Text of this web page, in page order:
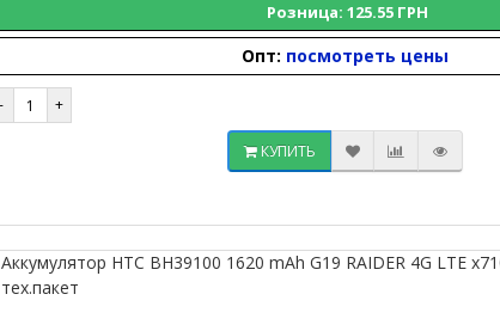
Розница: 125.55 ГРН
Опт: посмотреть цены
КУПИТЬ
Аккумулятор HTC BH39100 1620 mAh G19 RAIDER 4G LTE
тех.пакет